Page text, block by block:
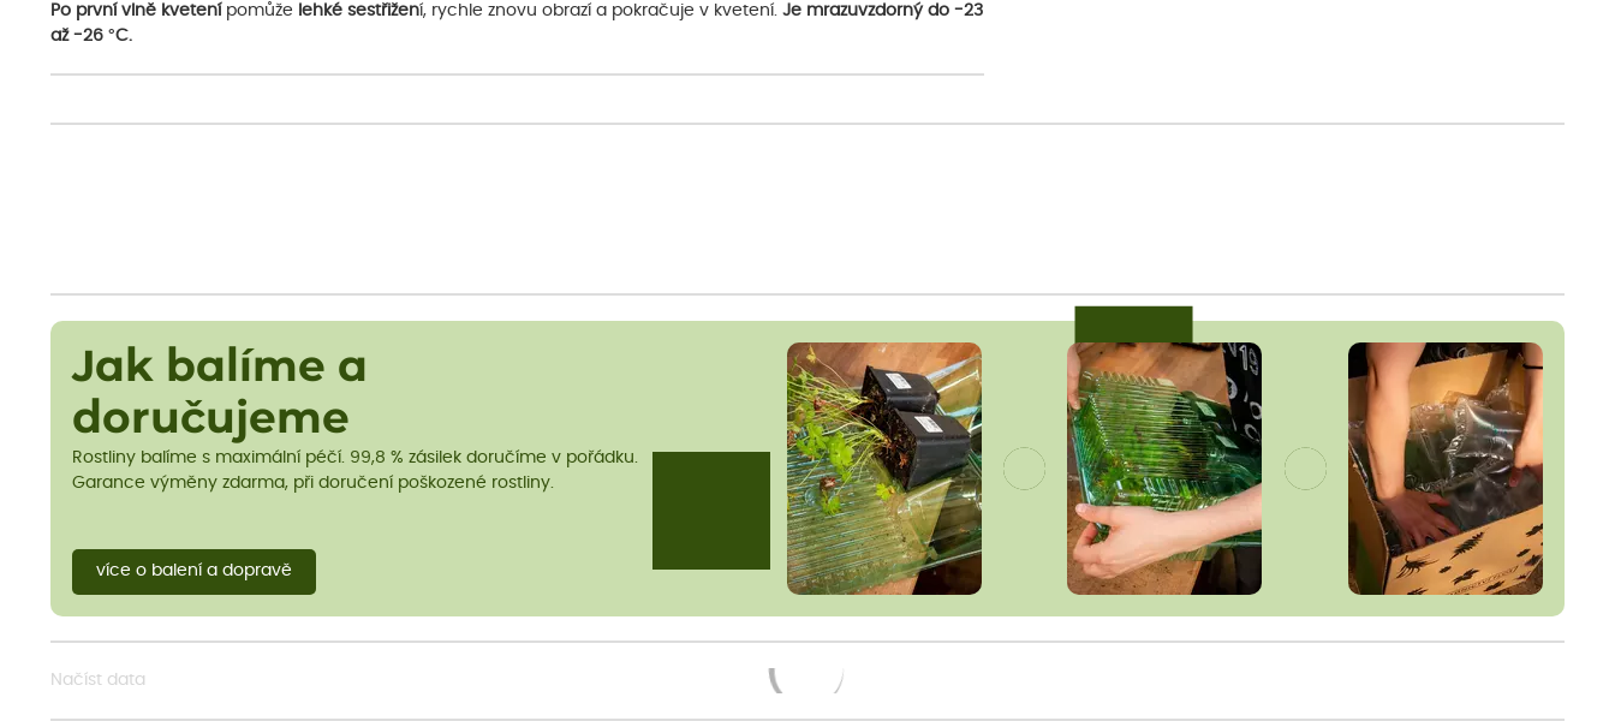
Po první vlně kvetenípomůže lehké sestřižení, rychle znovu obrazí a pokračuje v kvetení. Je mrazuvzdorný do -23
až -26 °C.
Jak balíme a
doručujeme
Rostliny balíme s maximální péčí. 99,8 % zásilek doručíme v pořádku.
Garance výměny zdarma, při doručení poškozené rostliny.
více o balení a dopravě
Načíst data